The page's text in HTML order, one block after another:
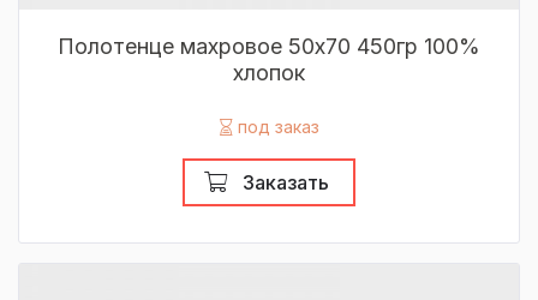
Полотенце махровое 50х70 450гр 100%
хлопок
под заказ
Заказать